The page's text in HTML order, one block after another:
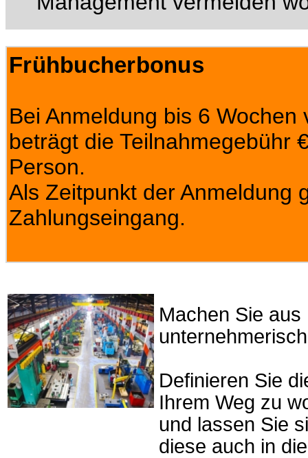
Frühbucherbonus
Bei Anmeldung bis 6 Wochen
beträgt die Teilnahmegebühr
Person.
Als Zeitpunkt der Anmeldung
Zahlungseingang.
Machen Sie
Definieren Sie
Ihrem Weg zu
und lassen Sie
diese auch in